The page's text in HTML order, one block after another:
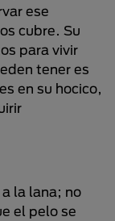
ese
cubre. Su
para vivir
tener es
en su hocico,
la lana; no
el pelo se